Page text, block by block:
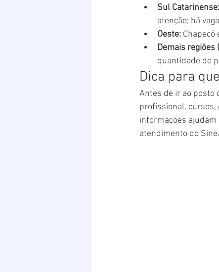
Sul Catarinense:
atenção; há
Oeste: Chapecó
Demais regiões
quantidade de
Dica para
Antes de ir ao posto
profissional, cursos,
informações
atendimento do